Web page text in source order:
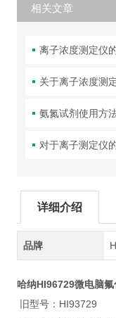
相关文章
离子浓度测定仪
关于离子浓度测
氨氮试剂使用方
对于离子测定仪
详细介绍
品牌
哈纳HI96729微电脑
旧型号：HI93729